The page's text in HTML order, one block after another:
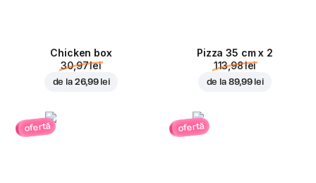
Chicken box
30,97 lei
de la 26,99 lei
Pizza 35 cm x 2
113,98 lei
de la 89,99 lei
ofertă ofertă